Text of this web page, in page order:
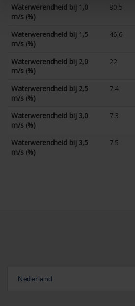
Waterwerendheid bij 1,0
m/s (%)
80.5
Waterwerendheid bij 1,5
m/s (%)
46.6
Waterwerendheid bij 2,0
m/s (%)
22
Waterwerendheid bij 2,5
m/s (%)
7.4
Waterwerendheid bij 3,0
m/s (%)
7.3
Waterwerendheid bij 3,5
m/s (%)
7.5
Nederland